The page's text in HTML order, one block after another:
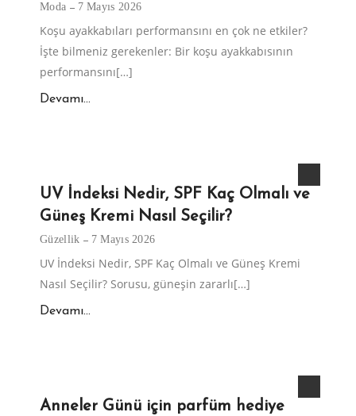
Moda 7 Mayıs 2026
Koşu ayakkabıları performansını en çok ne etkiler?
İşte bilmeniz gerekenler: Bir koşu ayakkabısının
performansını[…]
Devamı...
UV İndeksi Nedir, SPF Kaç Olmalı ve
Güneş Kremi Nasıl Seçilir?
Güzellik 7 Mayıs 2026
UV İndeksi Nedir, SPF Kaç Olmalı ve Güneş Kremi
Nasıl Seçilir? Sorusu, güneşin zararlı[…]
Devamı...
Anneler Günü için parfüm hediye